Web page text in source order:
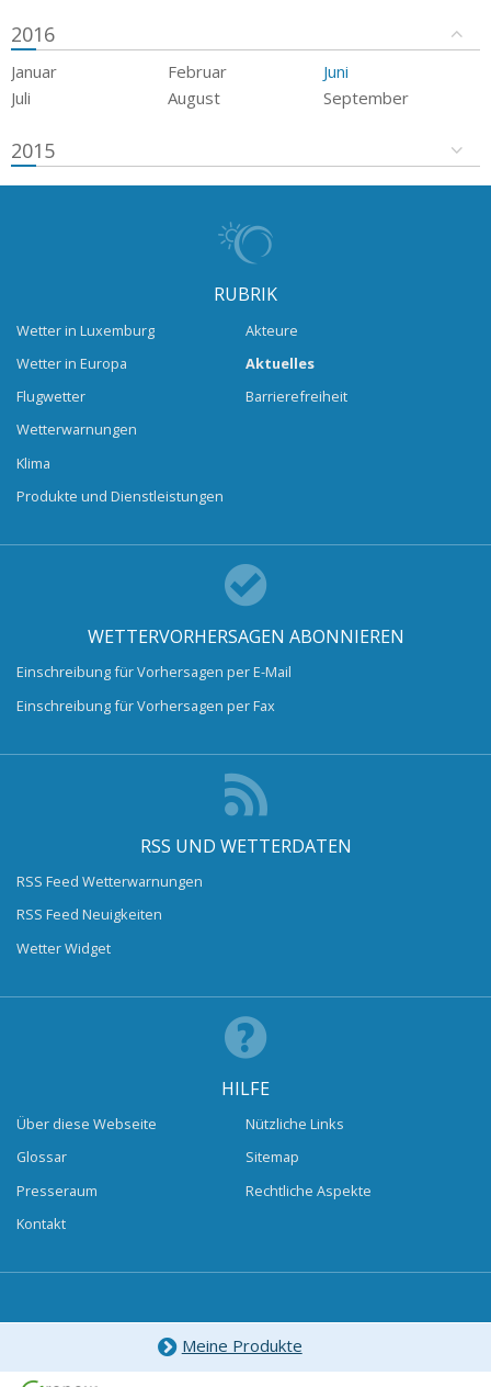
2016
Januar Februar
Juni
Juli
August September
2015
RUBRIK
Wetter in Luxemburg
Wetter in Europa
Flugwetter
Wetterwarnungen
Klima
Produkte und Dienstleistungen
Akteure
Aktuelles
Barrierefreiheit
WETTERVORHERSAGEN ABONNIEREN
Einschreibung für Vorhersagen per E-Mail
Einschreibung für Vorhersagen per Fax
RSS UND WETTERDATEN
RSS Feed Wetterwarnungen
RSS Feed Neuigkeiten
Wetter Widget
HILFE
Über diese Webseite
Glossar
Presseraum
Kontakt
Nützliche Links
Sitemap
Rechtliche Aspekte
Meine Produkte